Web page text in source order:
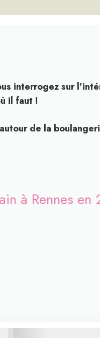
interrogez sur
il faut !
de la
à Rennes en